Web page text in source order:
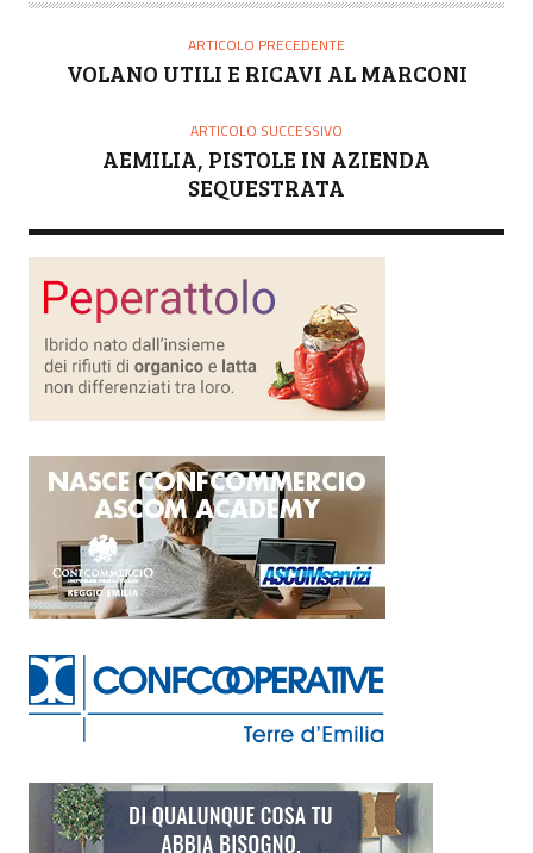
T
ARTICOLO PRECEDENTE
VOLANO UTILI E RICAVI AL MARCONI
ARTICOLO SUCCESSIVO
AEMILIA, PISTOLE IN AZIENDA
SEQUESTRATA